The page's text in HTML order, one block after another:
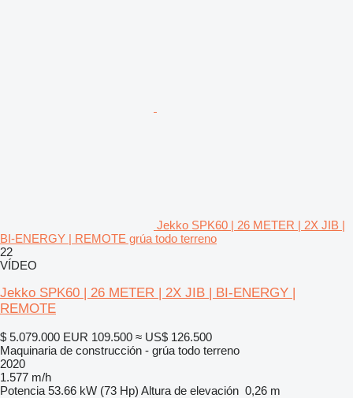
Jekko SPK60 | 26 METER | 2X JIB |
BI-ENERGY | REMOTE grúa todo terreno
22
VÍDEO
Jekko SPK60 | 26 METER | 2X JIB | BI-ENERGY |
REMOTE
$ 5.079.000 EUR 109.500 ≈ US$ 126.500
Maquinaria de construcción - grúa todo terreno
2020
1.577 m/h
Potencia 53.66 kW (73 Hp) Altura de elevación 0,26 m